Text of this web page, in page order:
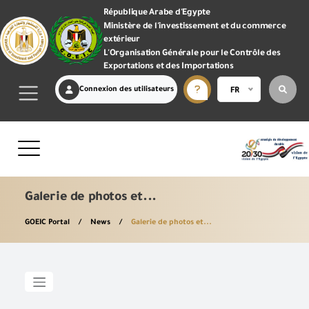
République Arabe d'Egypte
Ministère de l'investissement et du commerce
extérieur
L'Organisation Générale pour le Contrôle des
Exportations et des Importations
Connexion des utilisateurs FR
Galerie de photos et...
GOEIC Portal News Galerie de photos et...